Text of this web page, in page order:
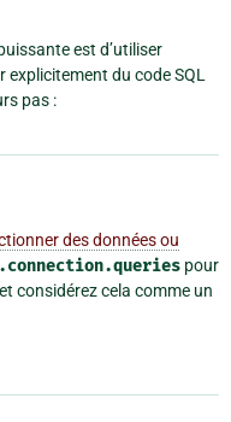
est d’utiliser
explicitement du code SQL
pas :
des données ou
pour
considérez cela comme un